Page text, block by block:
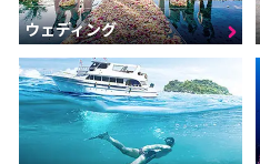
ウェディング